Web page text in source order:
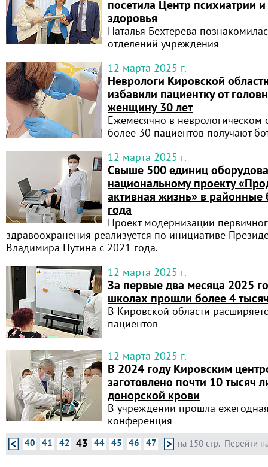
посетила Центр психиатрии
здоровья
Наталья Бехтерева
отделений учреждения
12 марта 2025 г.
Неврологи Кировской
избавили пациентку от
женщину 30 лет
Ежемесячно в
более 30 пациентов получают
12 марта 2025 г.
Свыше 500 единиц
национальному проекту
активная жизнь» в районные
года
Проект модернизации
здравоохранения реализуется по инициативе
Владимира Путина с 2021 года.
12 марта 2025 г.
За первые два месяца 2025
школах прошли более 4
В Кировской области
пациентов
12 марта 2025 г.
В 2024 году Кировским
заготовлено почти 10 тысяч
донорской крови
В учреждении прошла
конференция
Перейти
40 41 42 43 44 45 46 47 на 150 стр.